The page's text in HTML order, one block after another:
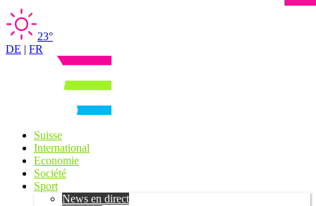
23°
DE | FR
Suisse
International
Economie
Société
Sport
News en direct